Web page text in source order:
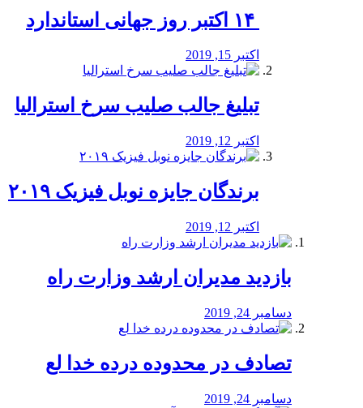
اکتبر 15, 2019
تبلیغ جالب صلیب سرخ استرالیا
اکتبر 12, 2019
برندگان جایزه نوبل فیزیک ۲۰۱۹
اکتبر 12, 2019
بازدید مدیران ارشد وزارت راه
دسامبر 24, 2019
تصادف در محدوده درده خدا لع
دسامبر 24, 2019